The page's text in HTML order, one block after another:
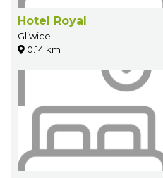
Hotel Royal
Gliwice
0.14 km